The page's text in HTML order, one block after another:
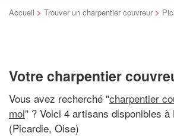
Accueil > Trouver un charpentier couvreur >
Votre charpentier
Vous avez recherché "charpentier
moi" ? Voici 4 artisans disponibles à
(Picardie, Oise)